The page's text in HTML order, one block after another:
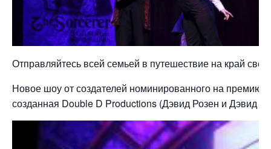
Отправляйтесь всей семьей в путешествие на край
Новое шоу от создателей номинированного на премию
созданная Double D Productions (Дэвид Розен и Дэвид